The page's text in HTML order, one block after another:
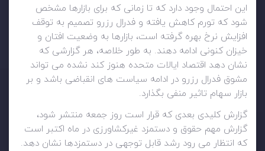
این احتمال وجود دارد که تا زمانی که برای بازارها مشخص
شود که تورم کاهش یافته و فدرال رزرو تصمیم به توقف
افزایش نرخ بهره گرفته است، بازارها به وضعیت افتان و
خیزان کنونی ادامه دهند. به طور خلاصه، هر گزارشی که
نشان دهد اقتصاد ایالات متحده هنوز کند نشده می تواند
مشوق فدرال رزرو در ادامه سیاست های انقباضی باشد و بر
بازار سهام تاثیر منفی بگذارد.
گزارش کلیدی بعدی که قرار است روز جمعه منتشر شود،
گزارش مهم حقوق و دستمزد غیرکشاورزی در ماه اکتبر است
که انتظار می رود رشد قابل توجهی در دستمزدها نشان دهد.